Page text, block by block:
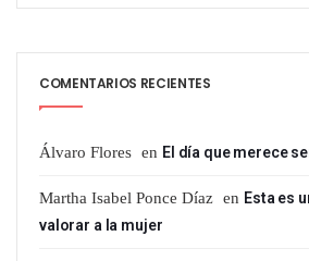
COMENTARIOS RECIENTES
Álvaro Flores en El día que merece
Martha Isabel Ponce Díaz en Esta es
valorar a la mujer